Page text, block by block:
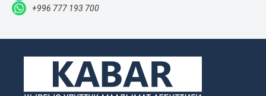
+996 777 193 700